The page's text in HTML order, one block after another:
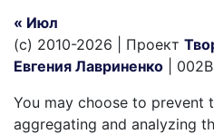
« Июл
(c) 2010-2026 | Проект
Евгения Лавриненко |
You may choose to prevent
aggregating and analyzing